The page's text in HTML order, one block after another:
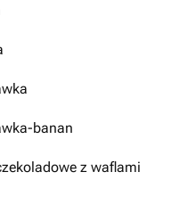
banan
z waflami